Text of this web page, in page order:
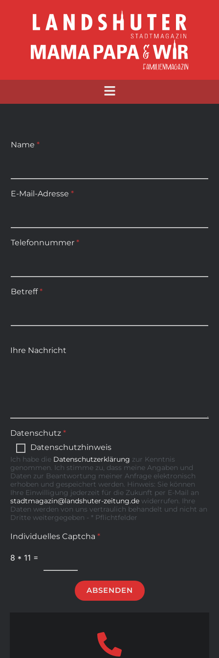
Name *
E-Mail-Adresse *
Telefonnummer *
Betreff*
Ihre Nachricht
Datenschutz *
Datenschutzhinweis
Ich habe die Datenschutzerklärung zur Kenntnis
genommen. Ich stimme zu, dass meine Angaben und
Daten zur Beantwortung meiner Anfrage elektronisch
erhoben und gespeichert werden. Hinweis: Sie können
Ihre Einwilligung jederzeit für die Zukunft per E-Mail an
stadtmagazin@landshuter-zeitung.de widerrufen. Ihre
Daten werden von uns vertraulich behandelt und nicht an
Dritte weitergegeben - * Pflichtfelder
Individuelles Captcha *
8 * 11 =
ABSENDEN